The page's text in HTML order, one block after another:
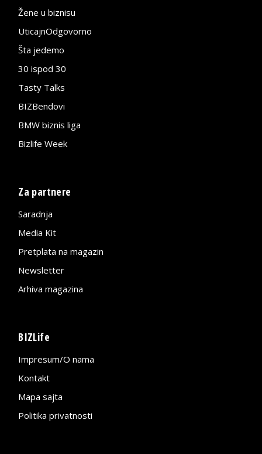
Žene u biznisu
UticajnOdgovorno
Šta jedemo
30 ispod 30
Tasty Talks
BIZBendovi
BMW biznis liga
Bizlife Week
Za partnere
Saradnja
Media Kit
Pretplata na magazin
Newsletter
Arhiva magazina
BIZLife
Impresum/O nama
Kontakt
Mapa sajta
Politika privatnosti